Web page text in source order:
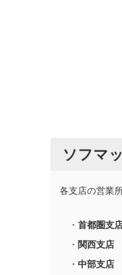
ソフマ
各支店の営業
・ 首都圏支
・ 関西支店
・ 中部支店